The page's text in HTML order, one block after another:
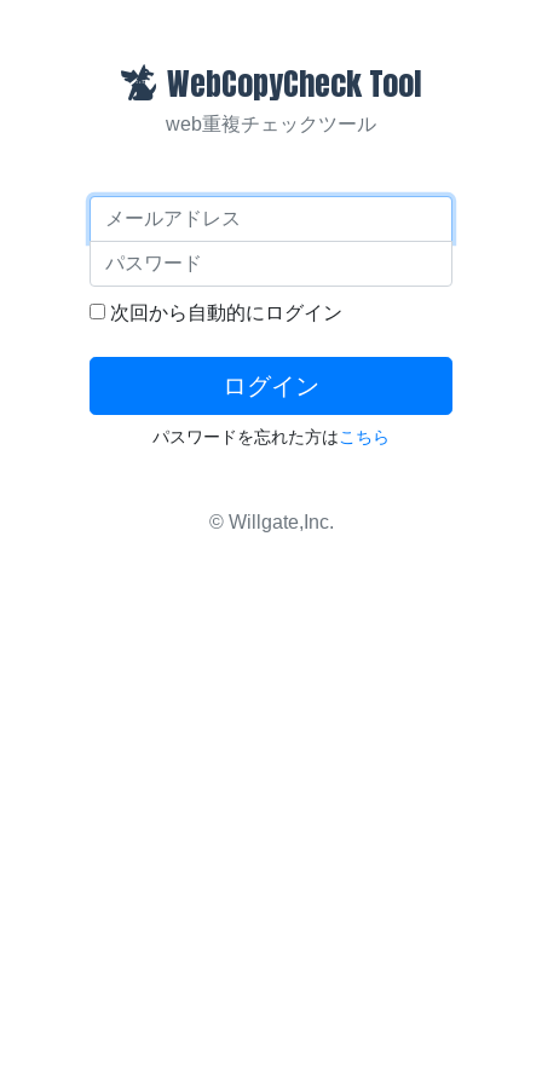
WebCopyCheck Tool
web重複チェックツール
次回から自動的にログイン
ログイン
パスワードを忘れた方はこちら
© Willgate,Inc.